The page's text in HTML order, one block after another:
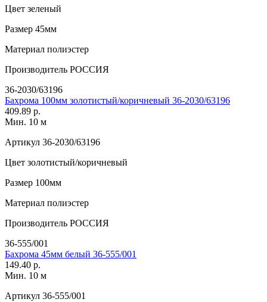
Цвет зеленый
Размер 45мм
Материал полиэстер
Производитель РОССИЯ
36-2030/63196
Бахрома 100мм золотистый/коричневый 36-2030/63196
409.89 р.
Мин. 10 м
Артикул 36-2030/63196
Цвет золотистый/коричневый
Размер 100мм
Материал полиэстер
Производитель РОССИЯ
36-555/001
Бахрома 45мм белый 36-555/001
149.40 р.
Мин. 10 м
Артикул 36-555/001